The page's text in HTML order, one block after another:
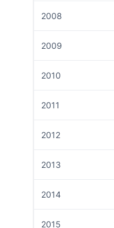
2008
2009
2010
2011
2012
2013
2014
2015